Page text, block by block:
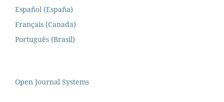
Español (España)
Français (Canada)
Português (Brasil)
Open Journal Systems